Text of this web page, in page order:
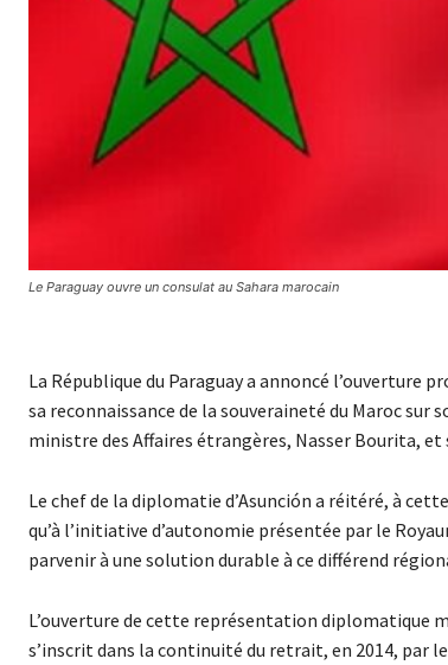
Le Paraguay ouvre un consulat au Sahara marocain
La République du Paraguay a annoncé l’ouverture
sa reconnaissance de la souveraineté du Maroc sur
ministre des Affaires étrangères, Nasser Bourita,
Le chef de la diplomatie d’Asunción a réitéré, à
qu’à l’initiative d’autonomie présentée par le
parvenir à une solution durable à ce différend
L’ouverture de cette représentation diplomatique
s’inscrit dans la continuité du retrait, en 2014, par